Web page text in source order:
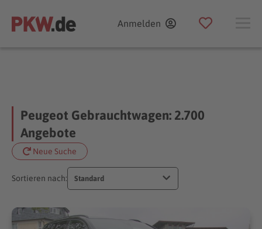
Anmelden
Peugeot Gebrauchtwagen: 2.700
Angebote
Neue Suche
Sortieren nach: Standard